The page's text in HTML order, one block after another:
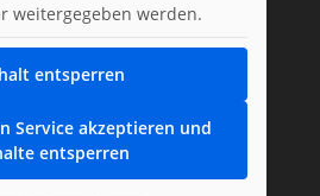
weitergegeben werden.
entsperren
Service akzeptieren und
entsperren